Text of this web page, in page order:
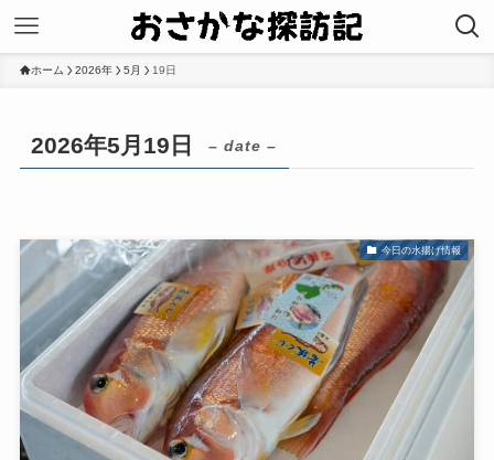
ホーム 2026年 5月 19日
2026年5月19日 – date –
今日の水揚げ情報